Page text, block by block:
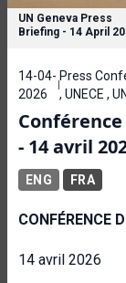
UN Geneva Press
Briefing - 14 April
14-04-
2026
Press
, UNECE ,
- 14 avril
ENG FRA
CONFÉRENCE
14 avril 2026